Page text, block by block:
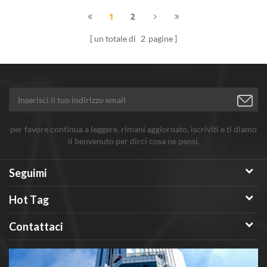
dispersione di propanolo,
1 2
un totale di 2 pagine
per favore continua a leggere, rimani aggiornato, iscriviti e ti diamo
il benvenuto per dirci cosa ne pensi.
Seguimi
Hot Tag
Contattaci